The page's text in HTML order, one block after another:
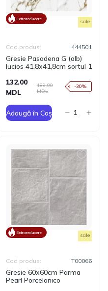
Extrareducere sale
Gresie Pasadena G (alb)
lucios 41,8x41,8cm sortul 1
Cod produs: 444501
189.00
MDL
132.00
MDL
-30%
Adaugă în Coș
Extrareducere sale
Gresie 60x60cm Parma
Pearl Porcelanico
Cod produs: T00066